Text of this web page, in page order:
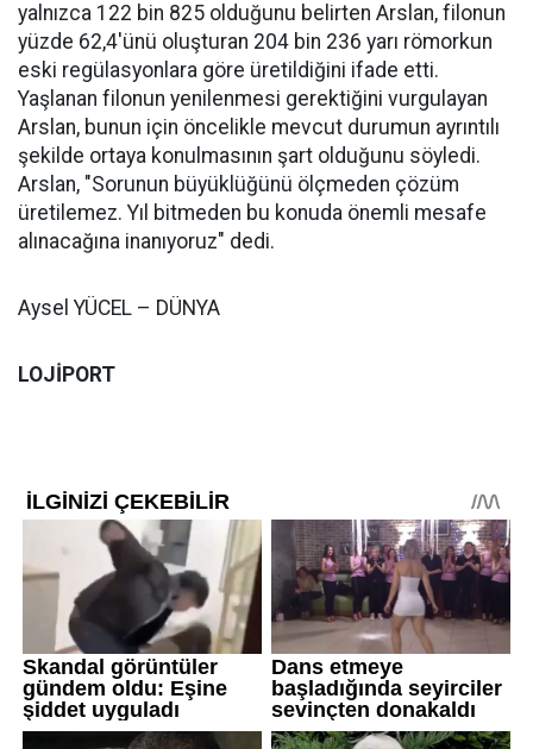
yalnızca 122 bin 825 olduğunu belirten Arslan, filonun
yüzde 62,4'ünü oluşturan 204 bin 236 yarı römorkun
eski regülasyonlara göre üretildiğini ifade etti.
Yaşlanan filonun yenilenmesi gerektiğini vurgulayan
Arslan, bunun için öncelikle mevcut durumun ayrıntılı
şekilde ortaya konulmasının şart olduğunu söyledi.
Arslan, "Sorunun büyüklüğünü ölçmeden çözüm
üretilemez. Yıl bitmeden bu konuda önemli mesafe
alınacağına inanıyoruz" dedi.
Aysel YÜCEL – DÜNYA
LOJİPORT